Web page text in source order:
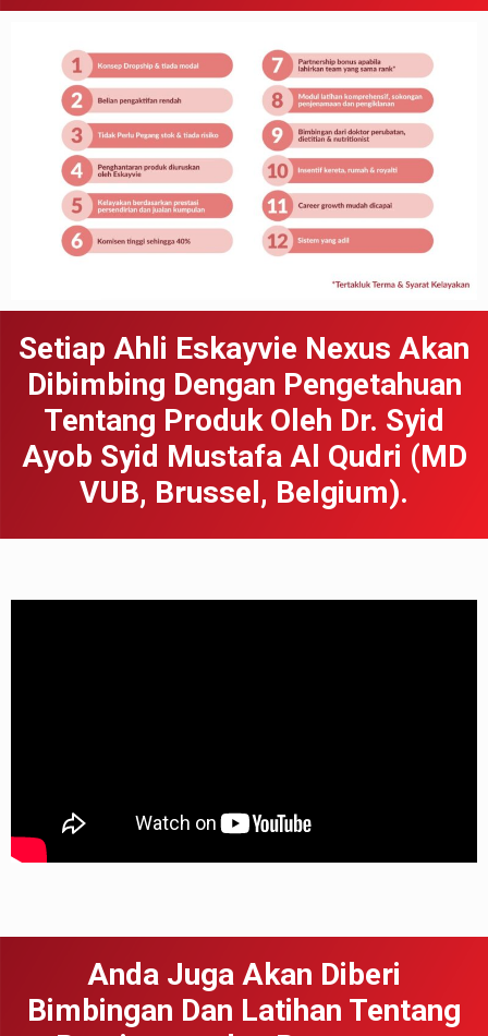
Setiap Ahli Eskayvie Nexus Akan
Dibimbing Dengan Pengetahuan
Tentang Produk Oleh Dr. Syid
Ayob Syid Mustafa Al Qudri (MD
VUB, Brussel, Belgium).
Anda Juga Akan Diberi
Bimbingan Dan Latihan Tentang